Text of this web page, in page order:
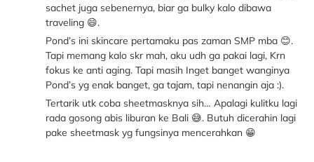
sachet juga sebenernya, biar ga bulky kalo dibawa
traveling 😄.
Pond’s ini skincare pertamaku pas zaman SMP mba 😊.
Tapi memang kalo skr mah, aku udh ga pakai lagi, Krn
fokus ke anti aging. Tapi masih Inget banget wanginya
Pond’s yg enak banget, ga tajam, tapi nenangin aja :).
Tertarik utk coba sheetmasknya sih… Apalagi kulitku lagi
rada gosong abis liburan ke Bali 😅. Butuh dicerahin lagi
pake sheetmask yg fungsinya mencerahkan 😁